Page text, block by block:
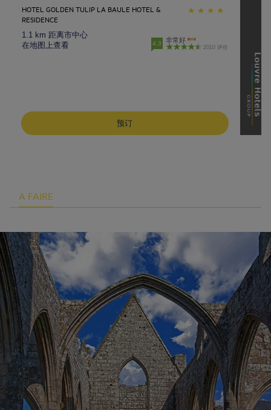
HOTEL GOLDEN TULIP LA BAULE HOTEL &
RESIDENCE
1.1 km 距离市中心
在地图上查看
4.3 非常好
2010 评价
预订
A FAIRE